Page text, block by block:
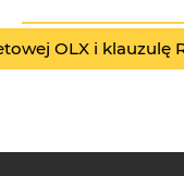
OLX i klauzulę